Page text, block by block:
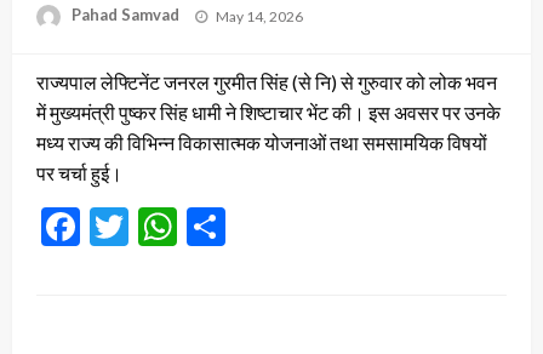
Pahad Samvad
Posted
May 14, 2026
राज्यपाल लेफ्टिनेंट जनरल गुरमीत सिंह (से नि) से गुरुवार को लोक भवन
में मुख्यमंत्री पुष्कर सिंह धामी ने शिष्टाचार भेंट की। इस अवसर पर उनके
मध्य राज्य की विभिन्न विकासात्मक योजनाओं तथा समसामयिक विषयों
पर चर्चा हुई।
Facebook
TwitterWhatsApp